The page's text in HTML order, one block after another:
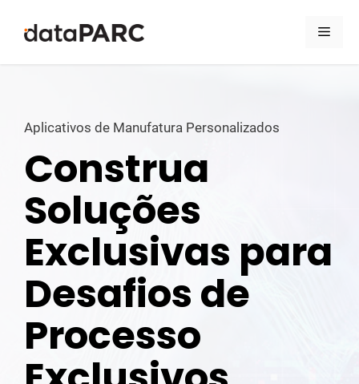
Aplicativos de Manufatura Personalizados
Construa
Soluções
Exclusivas para
Desafios de
Processo